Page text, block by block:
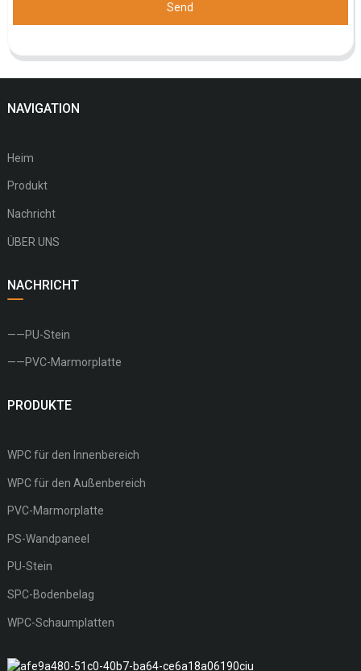
Send
NAVIGATION
Heim
Produkt
Nachricht
ÜBER UNS
NACHRICHT
——PU-Stein
——PVC-Marmorplatte
PRODUKTE
WPC für den Innenbereich
WPC für den Außenbereich
PVC-Marmorplatte
PS-Wandpaneel
PU-Stein
SPC-Bodenbelag
WPC-Schaumplatten